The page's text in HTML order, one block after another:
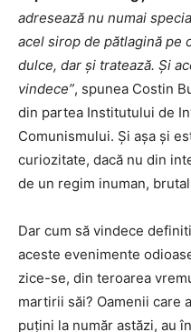
adresează nu numai
acel sirop de pătlagină pe
dulce, dar și tratează. Și
vindece”, spunea Costin
din partea Institutului de
Comunismului. Și așa și
curiozitate, dacă nu din
de un regim inuman,
Dar cum să vindece
aceste evenimente
zice-se, din teroarea
martirii săi? Oamenii care
puțini la număr astăzi, au